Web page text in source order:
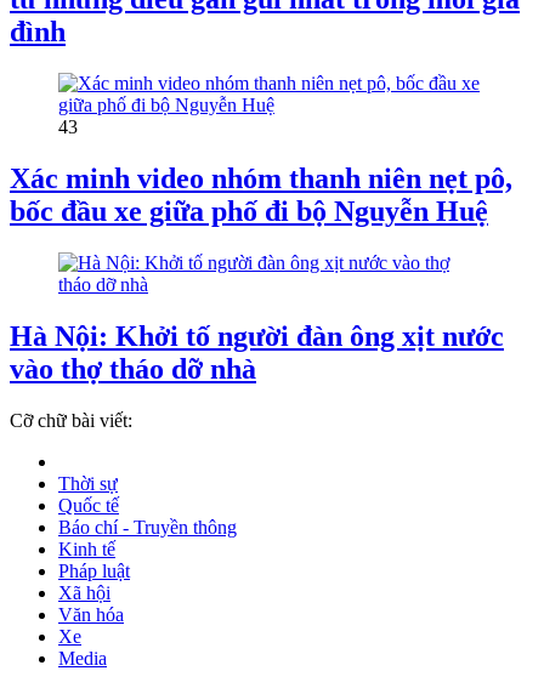
đình
43
Xác minh video nhóm thanh niên nẹt pô,
bốc đầu xe giữa phố đi bộ Nguyễn Huệ
Hà Nội: Khởi tố người đàn ông xịt nước
vào thợ tháo dỡ nhà
Cỡ chữ bài viết:
Thời sự
Quốc tế
Báo chí - Truyền thông
Kinh tế
Pháp luật
Xã hội
Văn hóa
Xe
Media